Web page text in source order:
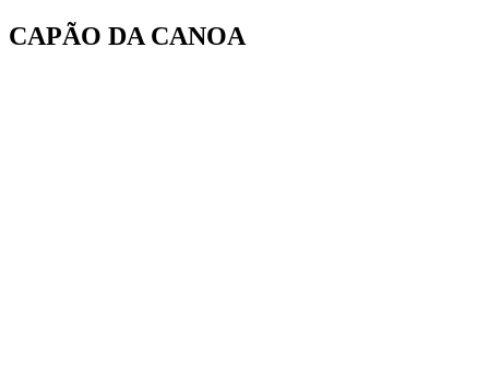
Ir
para
CAPÃO DA CANOA